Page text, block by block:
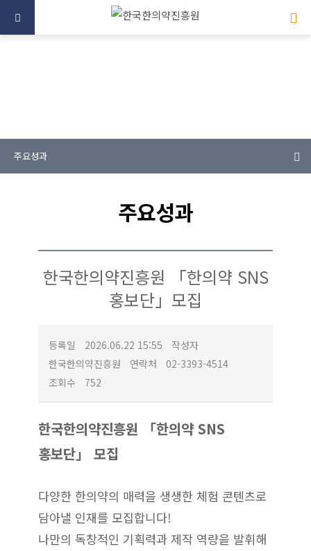
주요성과
주요성과
한국한의약진흥원 「한의약 SNS
홍보단」모집
등록일 2026.06.22 15:55
작성자
한국한의약진흥원
연락처
02-3393-4514
조회수
752
한국한의약진흥원 「한의약 SNS
홍보단」 모집
다양한 한의약의 매력을 생생한 체험 콘텐츠로
담아낼 인재를 모집합니다!
나만의 독창적인 기획력과 제작 역량을 발휘해